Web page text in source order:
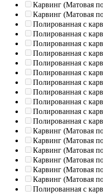
Карвинг (Матовая
Карвинг (Матовая
Полированная c
Полированная c
Полированная c
Полированная c
Полированная c
Полированная c
Полированная c
Полированная c
Полированная c
Полированная c
Полированная c
Карвинг (Матовая
Карвинг (Матовая
Карвинг (Матовая
Карвинг (Матовая
Карвинг (Матовая
Карвинг (Матовая
Полированная c